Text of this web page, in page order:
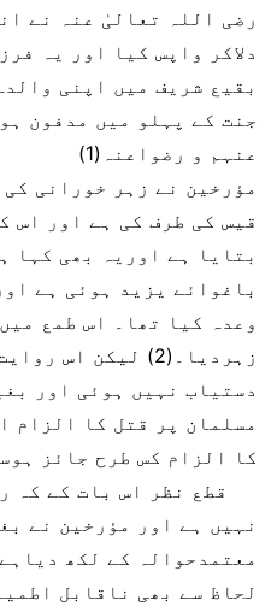
رضی اللہ تعالیٰ عنہ نے
دلاکر واپس کیا اور یہ
بقیع شریف میں اپنی
جنت کے پہلو میں مدفون
عنہم و رضواعنہ(1)
مؤرخین نے زہر خورانی
قیس کی طرف کی ہے اور اس
بتایا ہے اوریہ بھی کہا
باغوائے یزید ہوئی ہے
وعدہ کیا تھا۔ اس طمع
زہردیا۔(2) لیکن
دستیاب نہیں ہوئی اور
مسلمان پر قتل کا الزام
کا الزام کس طرح جائز
قطع نظر اس بات کے کہ
نہیں ہے اور مؤرخین نے
معتمدحوالہ کے لکھ
لحاظ سے بھی ناقابل